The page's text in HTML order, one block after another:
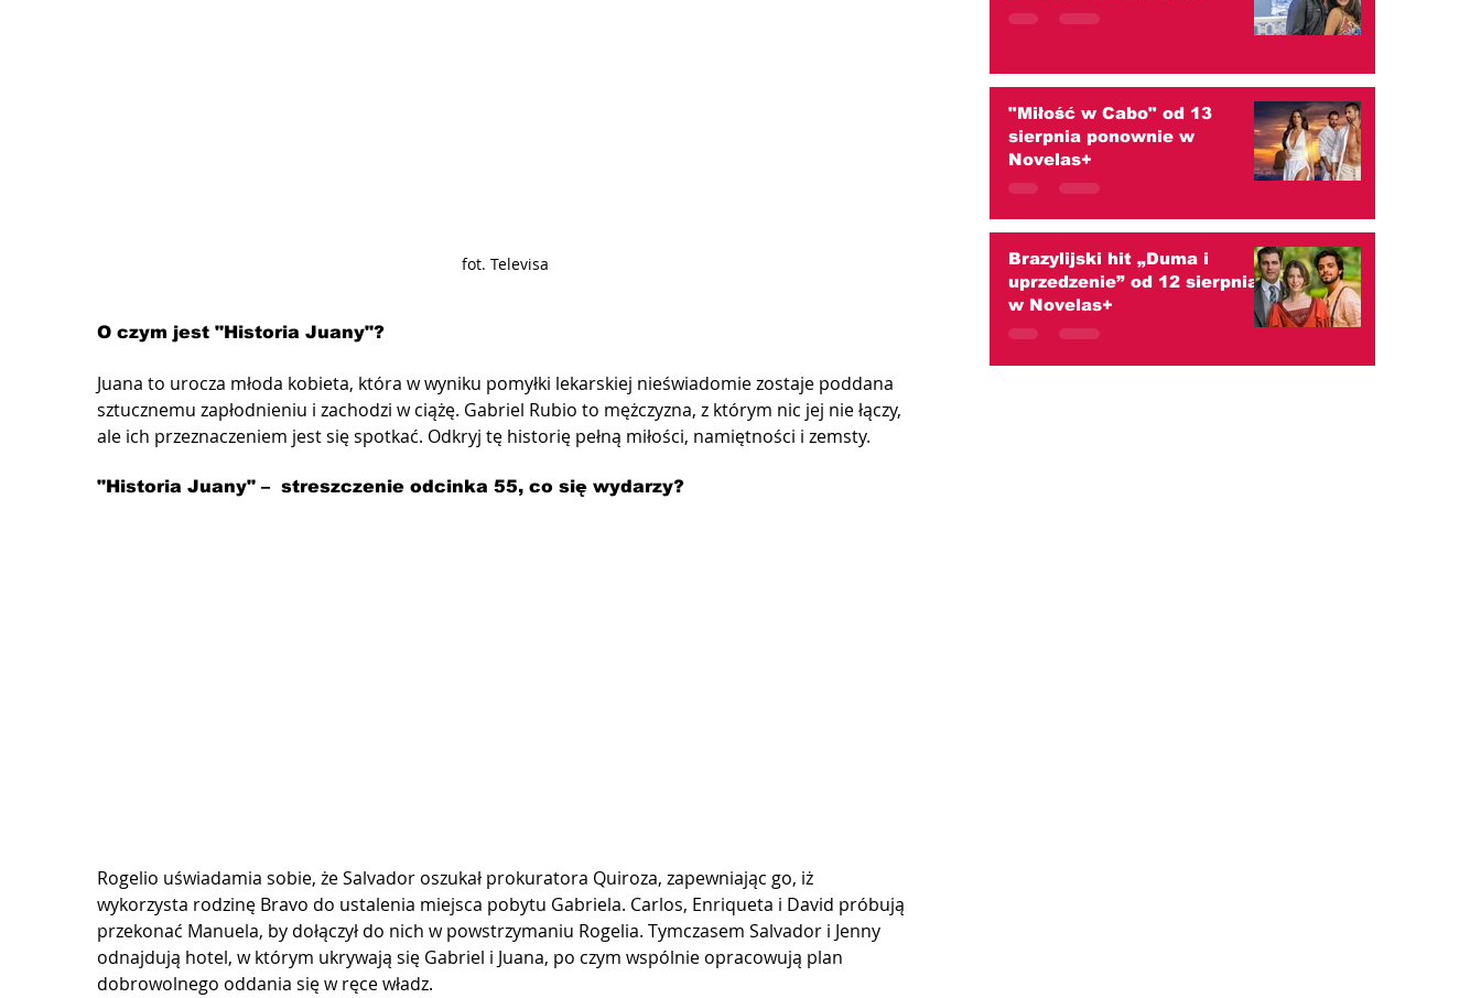
fot. Televisa
O czym jest "Historia Juany"?
Juana to urocza młoda kobieta, która w wyniku pomyłki lekarskiej nieświadomie zostaje poddana
sztucznemu zapłodnieniu i zachodzi w ciążę. Gabriel Rubio to mężczyzna, z którym nic jej nie łączy,
ale ich przeznaczeniem jest się spotkać. Odkryj tę historię pełną miłości, namiętności i zemsty.
"Historia Juany" –  streszczenie odcinka 55, co się wydarzy?
Rogelio uświadamia sobie, że Salvador oszukał prokuratora Quiroza, zapewniając go, iż
wykorzysta rodzinę Bravo do ustalenia miejsca pobytu Gabriela. Carlos, Enriqueta i David próbują
przekonać Manuela, by dołączył do nich w powstrzymaniu Rogelia. Tymczasem Salvador i Jenny
odnajdują hotel, w którym ukrywają się Gabriel i Juana, po czym wspólnie opracowują plan
dobrowolnego oddania się w ręce władz.
"Miłość w Cabo" od 13
sierpnia ponownie w
Novelas+
Brazylijski hit „Duma i
uprzedzenie” od 12 sierpnia
w Novelas+